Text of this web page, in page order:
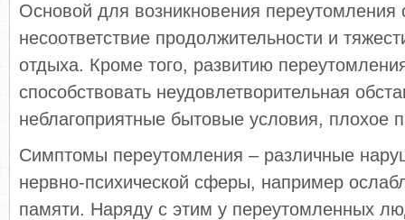
Основой для возникновения переутомления
несоответствие продолжительности и
отдыха. Кроме того, развитию
способствовать неудовлетворительная
неблагоприятные бытовые условия, плохое
Симптомы переутомления – различные
нервно-психической сферы, например
памяти. Наряду с этим у переутомленных